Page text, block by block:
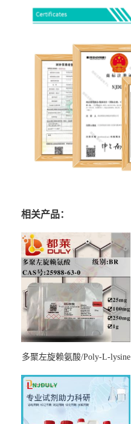
相关产品：
多聚左旋赖氨酸/Poly-L-lysine
7000，分子量7000-15000，分
子量2万～4万，分子量3～7
万，分子量7～15万，分子量